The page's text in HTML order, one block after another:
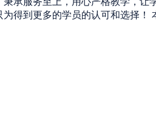
为得到更多的学员的认可和选择